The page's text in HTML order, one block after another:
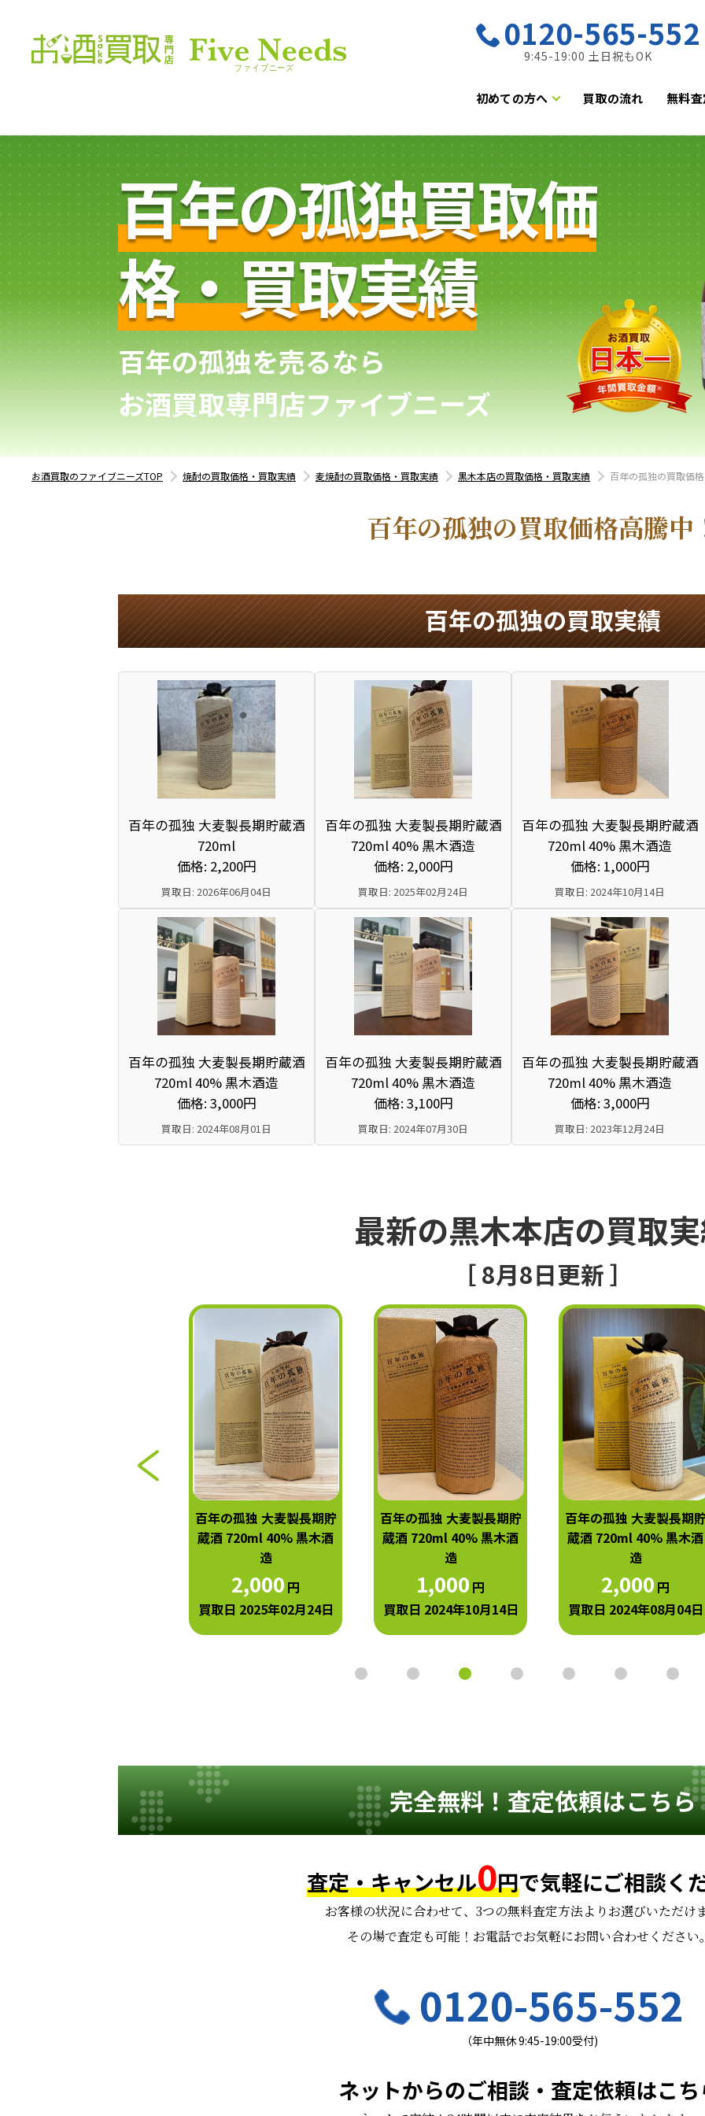
0120-565-552
9:45-19:00 土日祝もOK
初めての方へ 買取の流れ 無料
百年の孤独買取価
格・買取実績
百年の孤独を売るなら
お酒買取専門店ファイブニーズ
お酒買取のファイブニーズTOP 焼酎の買取価格・買取実績 麦焼酎の買取価格・買取実績 黒木本店の買取価格・買取実績 百年の孤独の買取価
百年の孤独の買取価格高騰中
百年の孤独の買取実績
百年の孤独 大麦製長期貯蔵酒
720ml
価格: 2,200円
買取日: 2026年06月04日
百年の孤独 大麦製長期貯蔵酒
720ml 40% 黒木酒造
価格: 2,000円
買取日: 2025年02月24日
百年の孤独 大麦製長期貯蔵酒
720ml 40% 黒木酒造
価格: 1,000円
買取日: 2024年10月14日
百年の孤独 大麦製長期貯蔵酒
720ml 40% 黒木酒造
価格: 3,000円
買取日: 2024年08月01日
百年の孤独 大麦製長期貯蔵酒
720ml 40% 黒木酒造
価格: 3,100円
買取日: 2024年07月30日
百年の孤独 大麦製長期貯蔵酒
720ml 40% 黒木酒造
価格: 3,000円
買取日: 2023年12月24日
最新の黒木本店の買取
［ 8月8日更新 ］
百年の孤独 大麦製長期貯
蔵酒 720ml 40% 黒木酒
造
2,000 円
買取日 2025年02月24日
百年の孤独 大麦製長期貯
蔵酒 720ml 40% 黒木酒
造
1,000 円
買取日 2024年10月14日
百年の孤独 大麦製長期
蔵酒 720ml 40% 黒木酒
造
2,000 円
買取日 2024年08月04日
完全無料！査定依頼はこちら
査定・キャンセル0円で気軽にご相談く
お客様の状況に合わせて、 3つの無料査定方法よりお選びいただけ
その場で査定も可能！お電話でお気軽にお問い合わせください
0120-565-552
（年中無休 9:45-19:00受付)
ネットからのご相談・査定依頼はこ